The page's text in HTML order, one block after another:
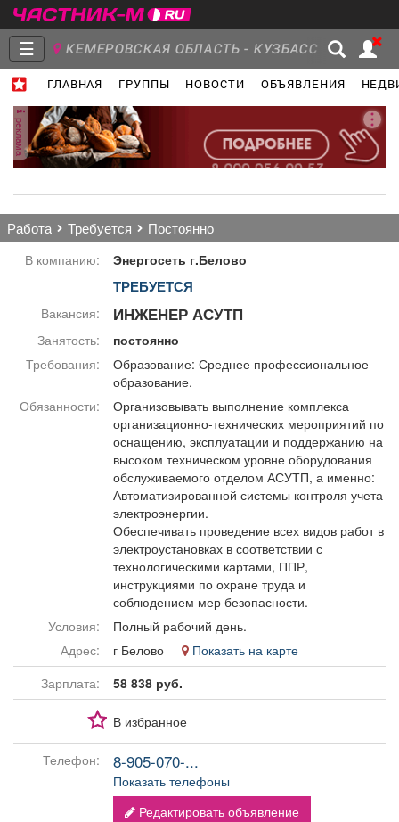
☰ КЕМЕРОВСКАЯ ОБЛАСТЬ - КУЗБАСС
ГЛАВНАЯ ГРУППЫ НОВОСТИ ОБЪЯВЛЕНИЯ
Главная
Группы Новости
Работа Транспорт
Афиша Обучение Проекты
Поздравления
Я - пенсионер
реклама
работа требуется постоянно
В компанию: Энергосеть г.Белово
ТРЕБУЕТСЯ
Вакансия: ИНЖЕНЕР АСУТП
Занятость:
постоянно
Требования:
Образование: Среднее профессиональное
образование.
Обязанности:
Организовывать выполнение комплекса
организационно-технических мероприятий по
оснащению, эксплуатации и поддержанию на
высоком техническом уровне оборудования
обслуживаемого отделом АСУТП, а именно:
Автоматизированной системы контроля учета
электроэнергии.
Обеспечивать проведение всех видов работ в
электроустановках в соответствии с
технологическими картами, ППР,
инструкциями по охране труда и
соблюдением мер безопасности.
Условия:
Полный рабочий день.
Адрес:
г Белово
Показать на карте
Зарплата:
58 838 руб.
В избранное
Телефон: 8-905-070-...
Показать телефоны
Редактировать объявление